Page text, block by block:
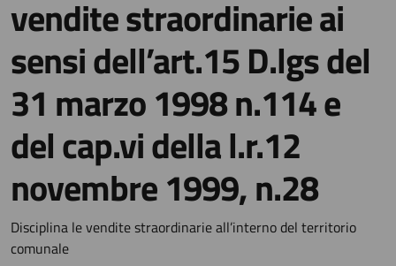
vendite straordinarie ai
sensi dell’art.15 D.lgs del
31 marzo 1998 n.114 e
del cap.vi della l.r.12
novembre 1999, n.28
Dettagli del documento
Disciplina le vendite straordinarie all’interno del territorio
comunale